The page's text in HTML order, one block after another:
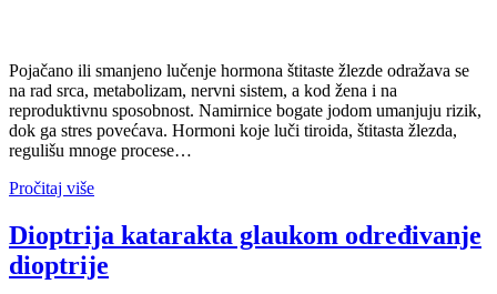
Pojačano ili smanjeno lučenje hormona štitaste žlezde odražava se
na rad srca, metabolizam, nervni sistem, a kod žena i na
reproduktivnu sposobnost. Namirnice bogate jodom umanjuju rizik,
dok ga stres povećava. Hormoni koje luči tiroida, štitasta žlezda,
regulišu mnoge procese…
Pročitaj više
Dioptrija katarakta glaukom određivanje
dioptrije